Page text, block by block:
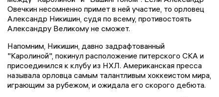
Овечкин несомненно примет в ней участие, то орловец
Александр Никишин, судя по всему, противостоять
Александру Великому не сможет.
Напомним, Никишин, давно задрафтованный
"Каролиной", покинул расположение питерского СКА и
присоединился к клубу из НХЛ. Американская пресса
называла орловца самым талантливым хоккеистом мира,
играющим за рубежом, и ожидала его скорого дебюта.